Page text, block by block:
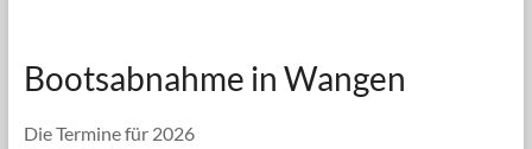
Bootsabnahme in Wangen
Die Termine für 2026